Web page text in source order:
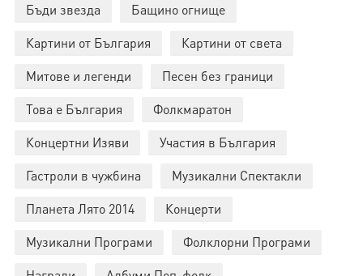
Бъди звезда
Бащино огнище
Картини от България
Картини от света
Митове и легенди
Песен без граници
Това е България
Фолкмаратон
Концертни Изяви
Участия в България
Гастроли в чужбина
Музикални Спектакли
Планета Лято 2014
Концерти
Музикални Програми
Фолклорни Програми